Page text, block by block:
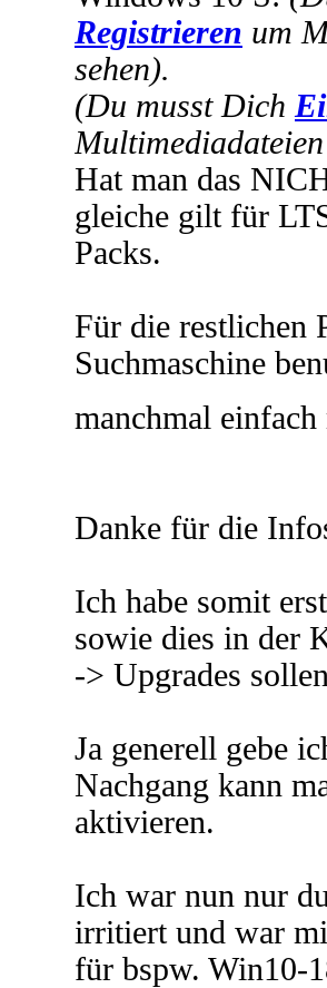
Registrieren um
sehen).
(Du musst Dich
Hat man das
gleiche gilt für
Packs.
Für die restlichen
Suchmaschine
manchmal
Danke für die
Ich habe somit
sowie dies in der
-> Upgrades
Ja generell gebe
Nachgang kann
aktivieren.
Ich war nun nur
irritiert und war
für bspw. Win10-